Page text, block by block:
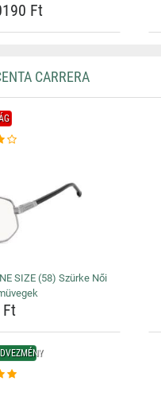
Ft
CARRERA
SIZE (58) Szürke Női